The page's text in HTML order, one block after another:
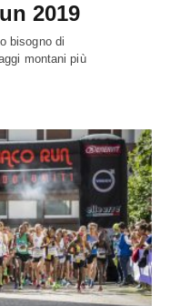
2019
bisogno di
montani più